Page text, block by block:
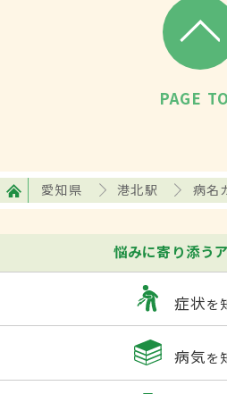
PAGE
愛知県 港北駅 病名
悩みに寄り添う
症状を
病気を